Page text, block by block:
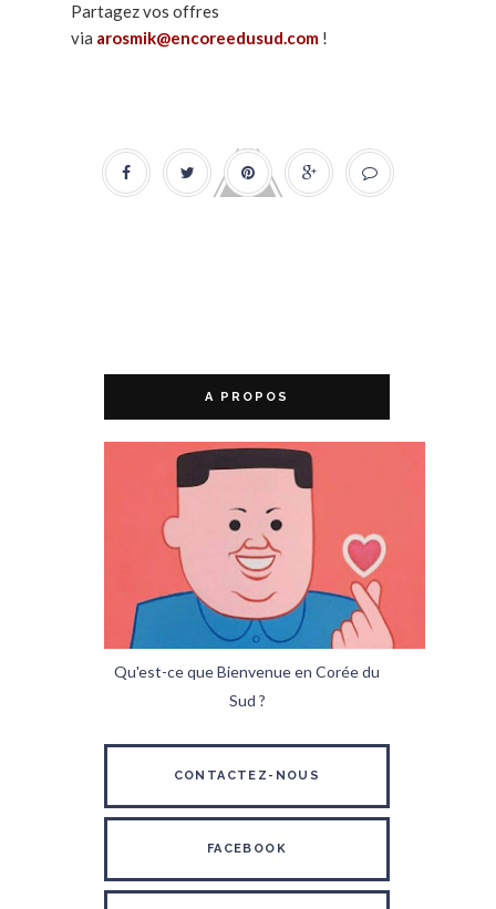
Partagez vos offres
via arosmik@encoreedusud.com !
A PROPOS
Qu'est-ce que Bienvenue en Corée du
Sud ?
CONTACTEZ-NOUS
FACEBOOK